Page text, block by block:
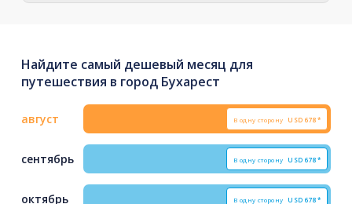
Найдите самый дешевый месяц для
путешествия в город Бухарест
август В одну сторону USD 678*
сентябрь В одну сторону USD 678*
октябрь В одну сторону USD 678*